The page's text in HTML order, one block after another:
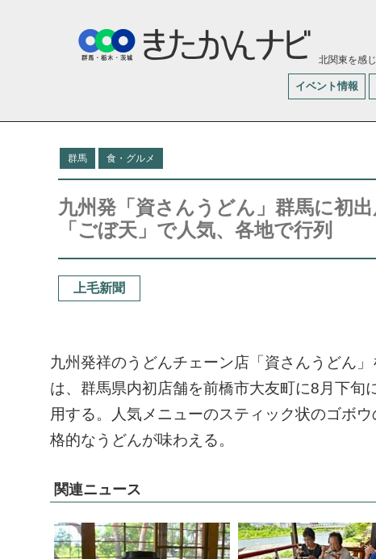
北関東を感
イベント情報
群馬 食・グルメ
九州発「資さんうどん」群馬に初
「ごぼ天」で人気、各地で行列
上毛新聞
九州発祥のうどんチェーン店「資さんうどん
は、群馬県内初店舗を前橋市大友町に8月下
用する。人気メニューのスティック状のゴボ
格的なうどんが味わえる。
関連ニュース